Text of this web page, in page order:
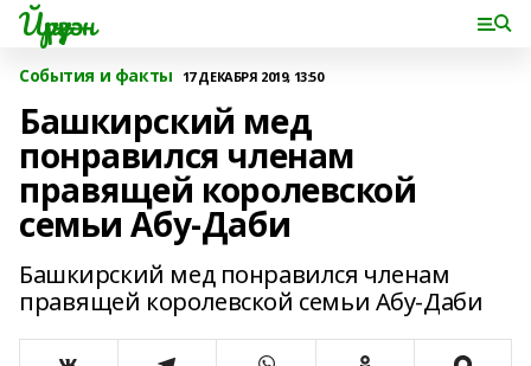
Йүрүҙән
События и факты 17 ДЕКАБРЯ 2019, 13:50
Башкирский мед
понравился членам
правящей королевской
семьи Абу-Даби
Башкирский мед понравился членам
правящей королевской семьи Абу-Даби